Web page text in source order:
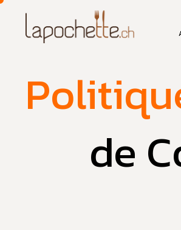
Accueil»Politique de confidentialité
de